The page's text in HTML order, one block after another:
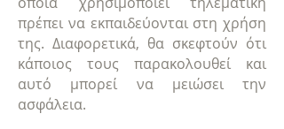
πρέπει να εκπαιδεύονται στη χρήση
της. Διαφορετικά, θα σκεφτούν ότι
κάποιος τους παρακολουθεί και
αυτό μπορεί να μειώσει την
ασφάλεια.